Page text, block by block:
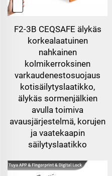
F2-3B CEQSAFE älykäs
korkealaatuinen
nahkainen
kolmikerroksinen
varkaudenestosuojaus
kotisäilytyslaatikko,
älykäs sormenjälkien
avulla toimiva
avausjärjestelmä, korujen
ja vaatekaapin
säilytyslaatikko